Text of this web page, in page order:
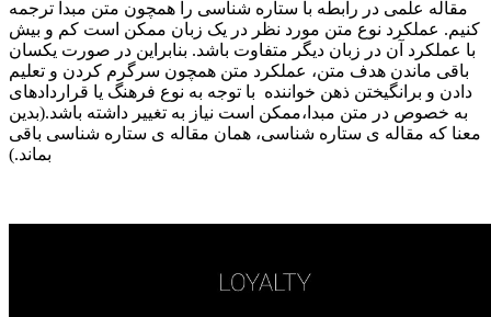
مقاله علمی در رابطه با ستاره شناسی را همچون متن مبدا ترجمه
کنیم. عملکرد نوع متن مورد نظر در یک زبان ممکن است کم و بیش
با عملکرد آن در زبان دیگر متفاوت باشد. بنابراین در صورت یکسان
باقی ماندن هدف متن، عملکرد متن همچون سرگرم کردن و تعلیم
دادن و برانگیختن ذهن خواننده با توجه به نوع فرهنگ یا قراردادهای
به خصوص در متن مبدا،ممکن است نیاز به تغییر داشته باشد.(بدین
معنا که مقاله ی ستاره شناسی، همان مقاله ی ستاره شناسی باقی
بماند.)